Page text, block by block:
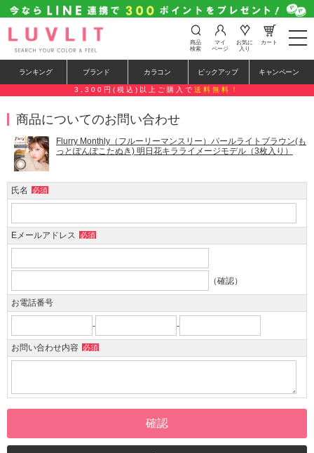
t
o
e
n
g
o
商品
検索
マイ
ページ
お気に
入り
カート
ランキング ブランド カラコン ピックアップ キャンペーン
3,300円(税込)以上ご購入で 送料無料！
商品についてのお問い合わせ
Flurry Monthly（フルーリーマンスリー）パールライトブラウン(も
っとぽんぽこたぬき) 明日花キラライメージモデル（3枚入り）
氏名 必須
Eメールアドレス 必須
（確認）
お電話番号
- -
お問い合わせ内容 必須